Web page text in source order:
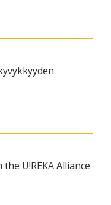
U!REKA Alliance